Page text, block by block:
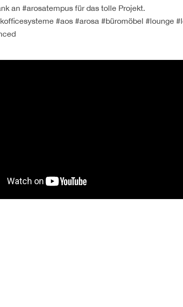
an #arosatempus für das tolle Projekt.
#aos #arosa #büromöbel #lounge